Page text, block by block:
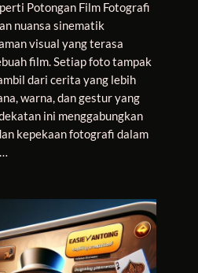
Potongan Film Fotografi
nuansa sinematik
visual yang terasa
film. Setiap foto tampak
dari cerita yang lebih
warna, dan gestur yang
ini menggabungkan
kepekaan fotografi dalam